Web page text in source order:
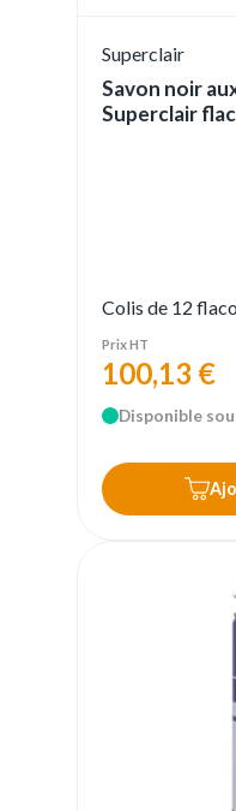
Superclair
Savon noir
Superclair
Colis de 12
Prix HT
100,13 €
Disponible